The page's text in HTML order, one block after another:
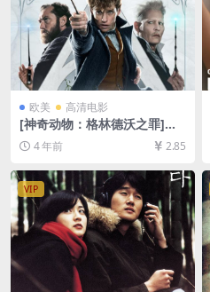
欧美 高清电影
[神奇动物：格林德沃之罪]加
长版 Fantastic Beasts: The
Crimes of Grindelwald (201
8)[百度网盘+迅雷云盘资源10
80P超清未删减][MP4/9.1GB]
[中英字幕]
4 年前 2.85
VIP